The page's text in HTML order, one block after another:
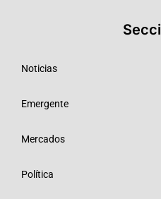
Noticias
Emergente
Mercados
Política